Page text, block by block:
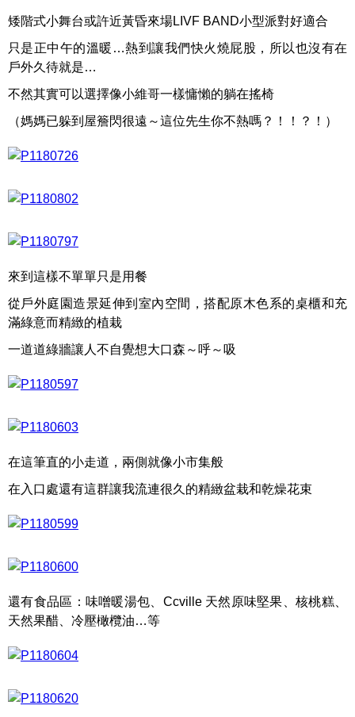
矮階式小舞台或許近黃昏來場LIVF BAND小型派對好適合
只是正中午的溫暖…熱到讓我們快火燒屁股，所以也沒有在
戶外久待就是…
不然其實可以選擇像小維哥一樣慵懶的躺在搖椅
（媽媽已躲到屋簷閃很遠～這位先生你不熱嗎？！！？！）
來到這樣不單單只是用餐
從戶外庭園造景延伸到室內空間，搭配原木色系的桌櫃和充
滿綠意而精緻的植栽
一道道綠牆讓人不自覺想大口森～呼～吸
在這筆直的小走道，兩側就像小市集般
在入口處還有這群讓我流連很久的精緻盆栽和乾燥花束
還有食品區：味噌暖湯包、Ccville 天然原味堅果、核桃糕、
天然果醋、冷壓橄欖油…等